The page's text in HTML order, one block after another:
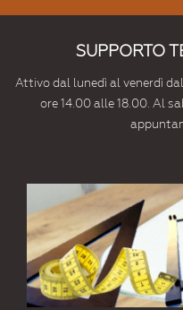
SUPPORTO
Attivo dal lunedì al venerdì
ore 14.00 alle 18.00. Al